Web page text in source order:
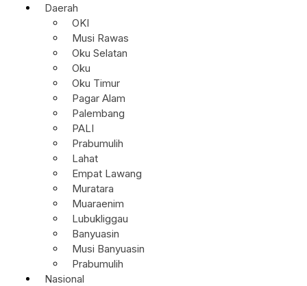
Daerah
OKI
Musi Rawas
Oku Selatan
Oku
Oku Timur
Pagar Alam
Palembang
PALI
Prabumulih
Lahat
Empat Lawang
Muratara
Muaraenim
Lubukliggau
Banyuasin
Musi Banyuasin
Prabumulih
Nasional